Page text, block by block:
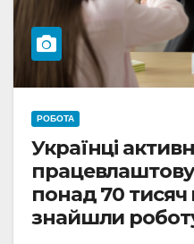
РОБОТА
Українці
понад 70
знайшли